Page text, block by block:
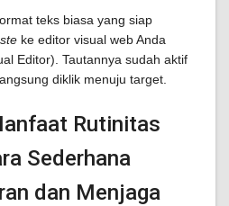
teks biasa yang siap
ke editor visual web Anda
Editor). Tautannya sudah aktif
diklik menuju target.
Rutinitas
Sederhana
dan Menjaga